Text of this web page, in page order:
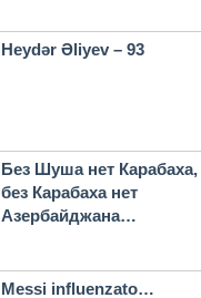
Heydər Əliyev – 93
Без Шуша нет Карабаха,
без Карабаха нет
Азербайджана…
Messi influenzato…